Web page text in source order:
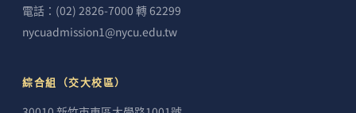
電話：(02) 2826-7000 轉 62299
nycuadmission1@nycu.edu.tw
綜合組（交大校區）